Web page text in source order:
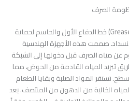
تعتبر مصائد الشحوم (Grease Traps) خط الدفاع الأول والحاسم لحماية
صممت هذه الأجهزة الهندسية
عن مياه الصرف قبل دخولها إلى الشبكة
تبريد المياه القادمة من الحوض، مما
تستقر المواد الصلبة وبقايا الطعام
الخالية من الدهون من المنتصف. يعد